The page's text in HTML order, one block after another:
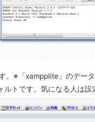
。※「xampplite」のデー
ルトです。気になる人は